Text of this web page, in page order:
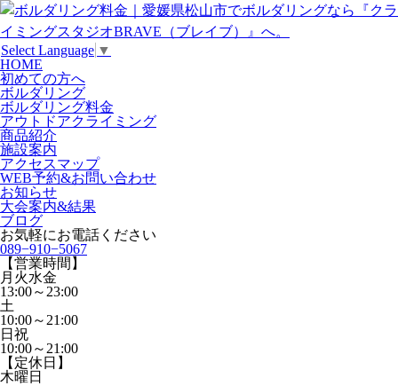
Select Language ▼
HOME
初めての方へ
ボルダリング
ボルダリング料金
アウトドアクライミング
商品紹介
施設案内
アクセスマップ
WEB予約&お問い合わせ
お知らせ
大会案内&結果
ブログ
お気軽にお電話ください
089−910−5067
【営業時間】
月火水金
13:00～23:00
土
10:00～21:00
日祝
10:00～21:00
【定休日】
木曜日